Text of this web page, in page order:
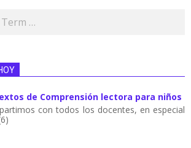
de Comprensión lectora para niños
con todos los docentes, en especial